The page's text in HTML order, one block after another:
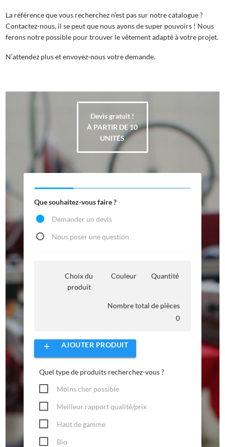
La référence que vous recherchez n’est pas sur notre catalogue ?
Contactez-nous, il se peut que nous ayons de super pouvoirs ! Nous
ferons notre possible pour trouver le vêtement adapté à votre projet.
N’attendez plus et envoyez-nous votre demande.
Devis gratuit !
À PARTIR DE 10
UNITÉS
Que souhaitez-vous faire ?
Demander un devis
Nous poser une question
Choix du
produit
Couleur Quantité
Nombre total de pièces
0
add AJOUTER PRODUIT
Quel type de produits recherchez-vous ?
Moins cher possible
Meilleur rapport qualité/prix
Haut de gamme
Bio